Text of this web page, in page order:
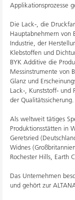
Applikationsprozesse
Die Lack-, die
Hauptabnehmern von
Industrie, der
Klebstoffen und
BYK Additive die
Messinstrumente von
Glanz und
Lack-, Kunststoff- und
der Qualitätssicherung.
Als weltweit tätiges
Produktionsstätten in
Geretsried
Widnes
Rochester Hills, Earth
Das Unternehmen
und gehört zur